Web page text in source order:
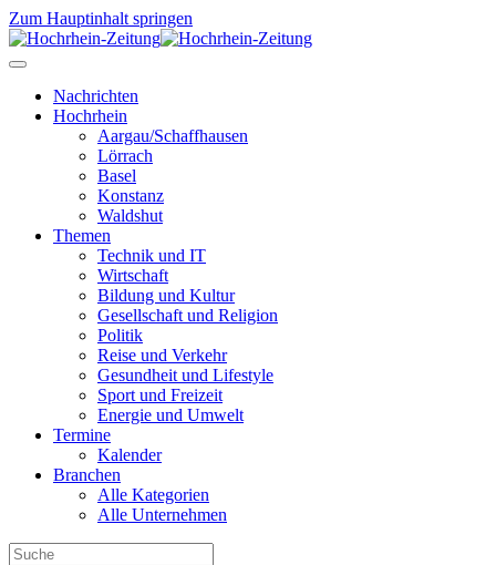
Zum Hauptinhalt springen
Nachrichten
Hochrhein
Aargau/Schaffhausen
Lörrach
Basel
Konstanz
Waldshut
Themen
Technik und IT
Wirtschaft
Bildung und Kultur
Gesellschaft und Religion
Politik
Reise und Verkehr
Gesundheit und Lifestyle
Sport und Freizeit
Energie und Umwelt
Termine
Kalender
Branchen
Alle Kategorien
Alle Unternehmen